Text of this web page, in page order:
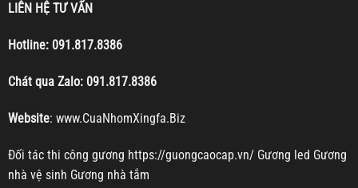
LIÊN HỆ TƯ VẤN
Hotline: 091.817.8386
Chát qua Zalo: 091.817.8386
Website: www.CuaNhomXingfa.Biz
Đối tác thi công gương https://guongcaocap.vn/ Gương led Gương
nhà vệ sinh Gương nhà tắm